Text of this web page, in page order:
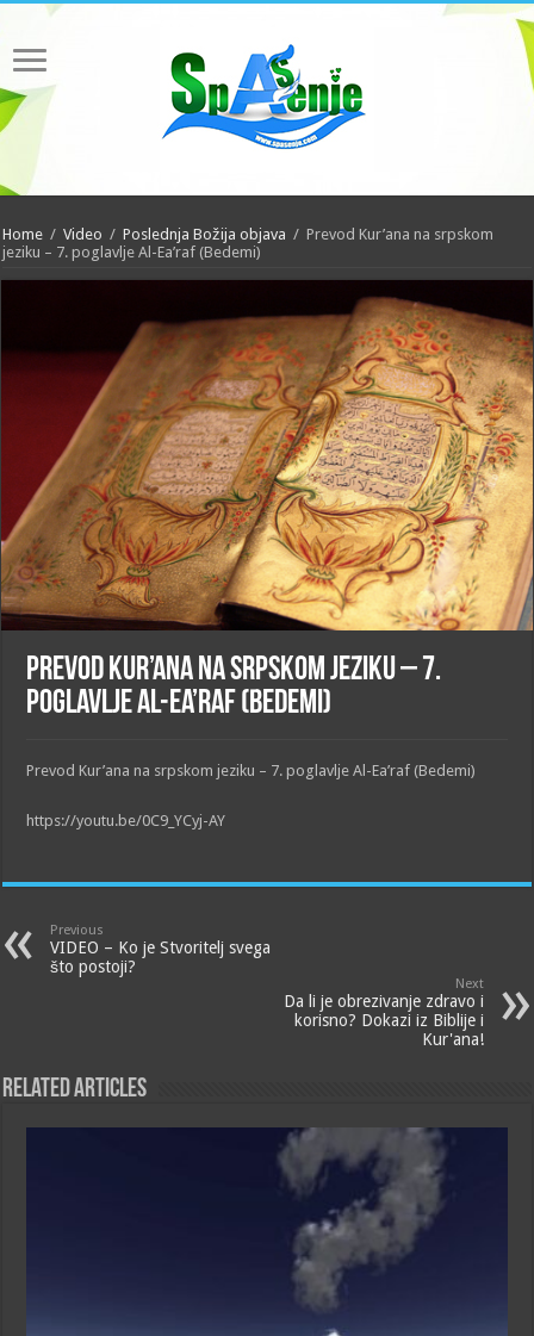
Home / Video / Poslednja Božija objava / Prevod Kur’ana na srpskom
jeziku – 7. poglavlje Al-Ea’raf (Bedemi)
Prevod Kur’ana na srpskom jeziku – 7.
poglavlje Al-Ea’raf (Bedemi)
Prevod Kur’ana na srpskom jeziku – 7. poglavlje Al-Ea’raf (Bedemi)
https://youtu.be/0C9_YCyj-AY
Previous
VIDEO – Ko je Stvoritelj svega
što postoji?
Next
Da li je obrezivanje zdravo i
korisno? Dokazi iz Biblije i
Kur'ana!
Related Articles